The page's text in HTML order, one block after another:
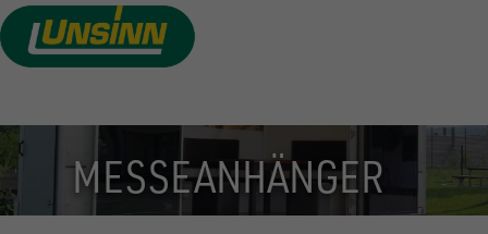
Direkt
zum
Inhalt
MESSEANHÄNGER